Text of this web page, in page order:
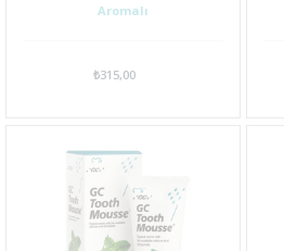
Aromalı
₺315,00